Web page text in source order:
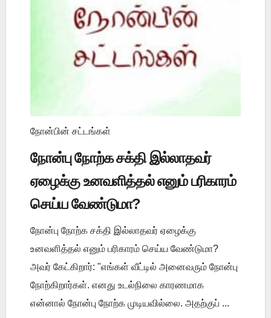
நோன்பின் சட்டங்கள்
நோன்பு நோற்க சக்தி இல்லாதவர்
ஏழைக்கு உனவளித்தல் எனும் பரிகாரம்
செய்ய வேண்டுமா?
நோன்பு நோற்க சக்தி இல்லாதவர் ஏழைக்கு
உனவளித்தல் எனும் பரிகாரம் செய்ய வேண்டுமா?
அவர் கேட்கிறார்: "எங்கள் வீட்டில் அனைவரும் நோன்பு
நோற்கிறார்கள். எனது உடல்நிலை காரணமாக
என்னால் நோன்பு நோற்க முடியவில்லை. அதற்குப் ...